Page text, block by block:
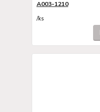
A003-1210
/ks